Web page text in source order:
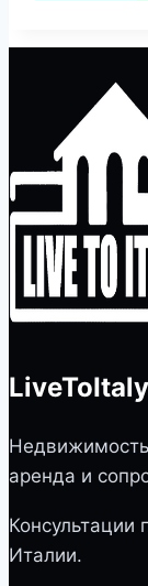
LiveToItaly
аренда и
Консультации
Италии.